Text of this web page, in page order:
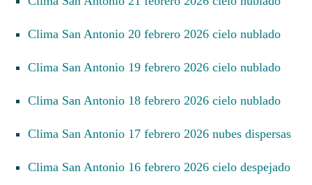
Clima San Antonio 20 febrero 2026 cielo nublado
Clima San Antonio 19 febrero 2026 cielo nublado
Clima San Antonio 18 febrero 2026 cielo nublado
Clima San Antonio 17 febrero 2026 nubes dispersas
Clima San Antonio 16 febrero 2026 cielo despejado